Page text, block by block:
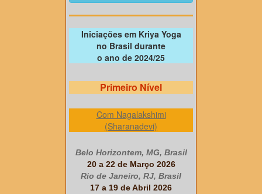
Iniciações em Kriya Yoga
no Brasil durante
o ano de 2024/25
Primeiro Nível
Com Nagalakshimi
(Sharanadevi)
Belo Horizontem, MG, Brasil
20 a 22 de Março 2026
Rio de Janeiro, RJ, Brasil
17 a 19 de Abril 2026